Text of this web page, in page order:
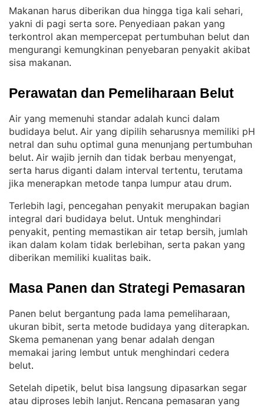
Makanan harus diberikan dua hingga tiga kali sehari,
yakni di pagi serta sore. Penyediaan pakan yang
terkontrol akan mempercepat pertumbuhan belut dan
mengurangi kemungkinan penyebaran penyakit akibat
sisa makanan.
Perawatan dan Pemeliharaan Belut
Air yang memenuhi standar adalah kunci dalam
budidaya belut. Air yang dipilih seharusnya memiliki pH
netral dan suhu optimal guna menunjang pertumbuhan
belut. Air wajib jernih dan tidak berbau menyengat,
serta harus diganti dalam interval tertentu, terutama
jika menerapkan metode tanpa lumpur atau drum.
Terlebih lagi, pencegahan penyakit merupakan bagian
integral dari budidaya belut. Untuk menghindari
penyakit, penting memastikan air tetap bersih, jumlah
ikan dalam kolam tidak berlebihan, serta pakan yang
diberikan memiliki kualitas baik.
Masa Panen dan Strategi Pemasaran
Panen belut bergantung pada lama pemeliharaan,
ukuran bibit, serta metode budidaya yang diterapkan
Skema pemanenan yang benar adalah dengan
memakai jaring lembut untuk menghindari cedera
belut.
Setelah dipetik, belut bisa langsung dipasarkan segar
atau diproses lebih lanjut. Rencana pemasaran yang